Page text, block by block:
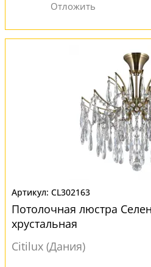
CL302163
Потолочная люстра
хрустальная
Citilux (Дания)